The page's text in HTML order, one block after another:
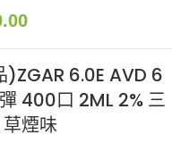
)ZGAR 6.0E AVD 6
400口 2ML 2% 三
煙味